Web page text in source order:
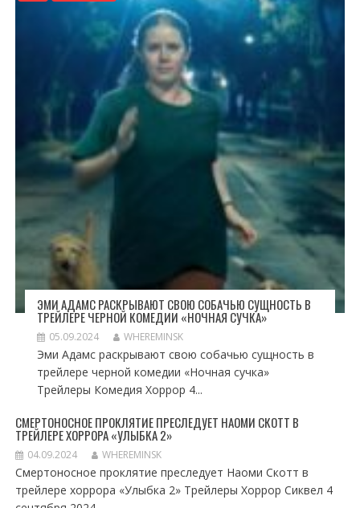
ЭМИ АДАМС РАСКРЫВАЮТ СВОЮ СОБАЧЬЮ СУЩНОСТЬ В
ТРЕЙЛЕРЕ ЧЕРНОЙ КОМЕДИИ «НОЧНАЯ СУЧКА»
05.09.2024 WHEREMINSK
Эми Адамс раскрывают свою собачью сущность в
трейлере черной комедии «Ночная сучка»
Трейлеры Комедия Хоррор 4...
СМЕРТОНОСНОЕ ПРОКЛЯТИЕ ПРЕСЛЕДУЕТ НАОМИ СКОТТ В
ТРЕЙЛЕРЕ ХОРРОРА «УЛЫБКА 2»
04.09.2024 WHEREMINSK
Смертоносное проклятие преследует Наоми Скотт в
трейлере хоррора «Улыбка 2» Трейлеры Хоррор Сиквел 4